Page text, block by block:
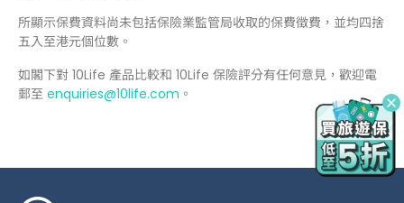
所顯示保費資料尚未包括保險業監管局收取的保費徵費，並均四捨
五入至港元個位數。
如閣下對 10Life 產品比較和 10Life 保險評分有任何意見，歡迎電
郵至 enquiries@10life.com 。